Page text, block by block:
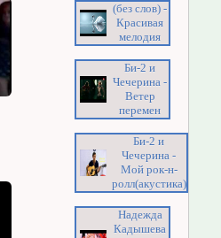
(без слов) -
Красивая
мелодия
Би-2 и
Чечерина -
Ветер
перемен
Би-2 и
Чечерина -
Мой рок-н-
ролл(акустика)
Надежда
Кадышева